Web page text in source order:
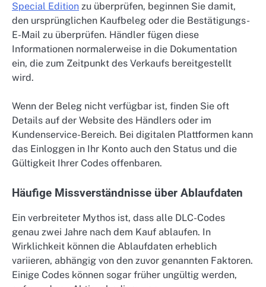
Special Edition zu überprüfen, beginnen Sie damit,
den ursprünglichen Kaufbeleg oder die Bestätigungs-
E-Mail zu überprüfen. Händler fügen diese
Informationen normalerweise in die Dokumentation
ein, die zum Zeitpunkt des Verkaufs bereitgestellt
wird.
Wenn der Beleg nicht verfügbar ist, finden Sie oft
Details auf der Website des Händlers oder im
Kundenservice-Bereich. Bei digitalen Plattformen kann
das Einloggen in Ihr Konto auch den Status und die
Gültigkeit Ihrer Codes offenbaren.
Häufige Missverständnisse über Ablaufdaten
Ein verbreiteter Mythos ist, dass alle DLC-Codes
genau zwei Jahre nach dem Kauf ablaufen. In
Wirklichkeit können die Ablaufdaten erheblich
variieren, abhängig von den zuvor genannten Faktoren.
Einige Codes können sogar früher ungültig werden,